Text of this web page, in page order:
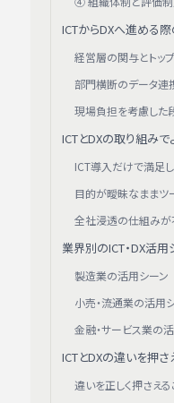
ICTからDXへ進める
経営層の関与とトッ
部門横断のデータ連
現場負担を考慮した
ICTとDXの取り組みで
ICT導入だけで満足
目的が曖昧なままツ
全社浸透の仕組みが
業界別のICT・DX活用
製造業の活用シーン
小売・流通業の活用
金融・サービス業の
ICTとDXの違いを押
違いを正しく押さえ